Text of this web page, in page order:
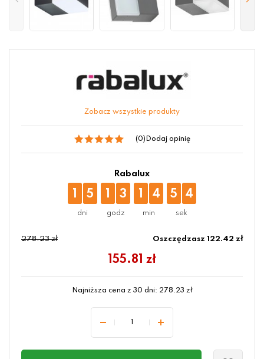
Zobacz wszystkie produkty
(0) Dodaj opinię
Rabalux
1 5 1 3 1 4 5 4
278.23 zł Oszczędzasz 122.42 zł
155.81 zł
Najniższa cena z 30 dni: 278.23 zł